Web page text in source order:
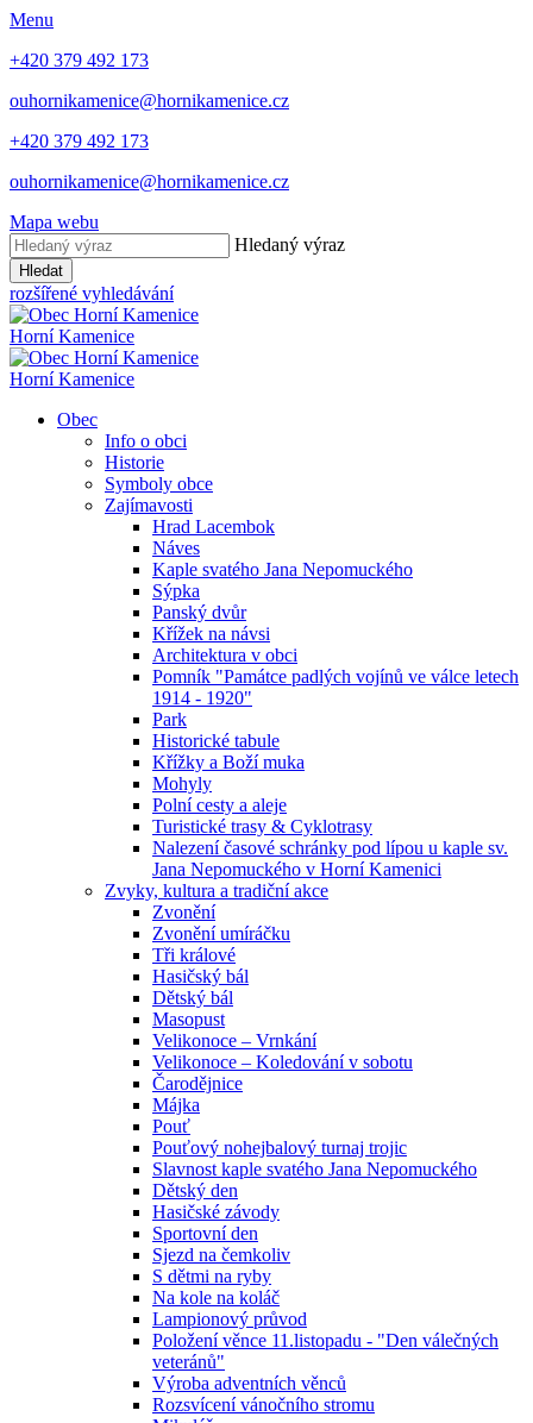
Menu
+420 379 492 173
ouhornikamenice@hornikamenice.cz
+420 379 492 173
ouhornikamenice@hornikamenice.cz
Mapa webu
Hledaný výraz
Hledat
rozšířené vyhledávání
Horní Kamenice
Horní Kamenice
Obec
Info o obci
Historie
Symboly obce
Zajímavosti
Hrad Lacembok
Náves
Kaple svatého Jana Nepomuckého
Sýpka
Panský dvůr
Křížek na návsi
Architektura v obci
Pomník "Památce padlých vojínů ve válce letech
1914 - 1920"
Park
Historické tabule
Křížky a Boží muka
Mohyly
Polní cesty a aleje
Turistické trasy & Cyklotrasy
Nalezení časové schránky pod lípou u kaple sv.
Jana Nepomuckého v Horní Kamenici
Zvyky, kultura a tradiční akce
Zvonění
Zvonění umíráčku
Tři králové
Hasičský bál
Dětský bál
Masopust
Velikonoce – Vrnkání
Velikonoce – Koledování v sobotu
Čarodějnice
Májka
Pouť
Pouťový nohejbalový turnaj trojic
Slavnost kaple svatého Jana Nepomuckého
Dětský den
Hasičské závody
Sportovní den
Sjezd na čemkoliv
S dětmi na ryby
Na kole na koláč
Lampionový průvod
Položení věnce 11.listopadu - "Den válečných
veteránů"
Výroba adventních věnců
Rozsvícení vánočního stromu